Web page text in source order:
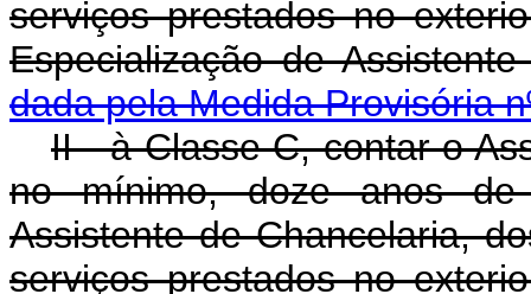
serviços prestados no
Especialização de
dada pela Medida Provisória
II - à Classe C, contar o
no mínimo, doze anos
Assistente de Chancelaria,
serviços prestados no